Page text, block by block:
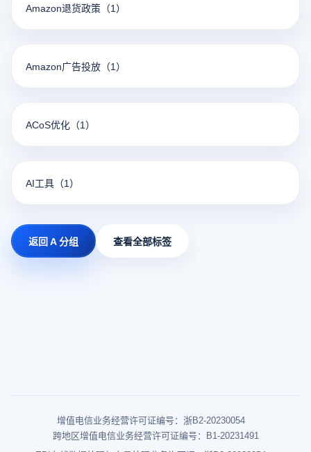
Amazon退货政策 （1）
Amazon广告投放 （1）
ACoS优化 （1）
AI工具 （1）
返回 A 分组 查看全部标签
增值电信业务经营许可证编号：浙B2-20230054
跨地区增值电信业务经营许可证编号：B1-20231491